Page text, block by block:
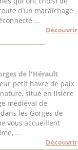
d'un maraîchage
...
Découvrir
de l'Hérault
petit havre de paix
situé en lisière
médiéval de
les Gorges de
vous accueillent
...
Découvrir